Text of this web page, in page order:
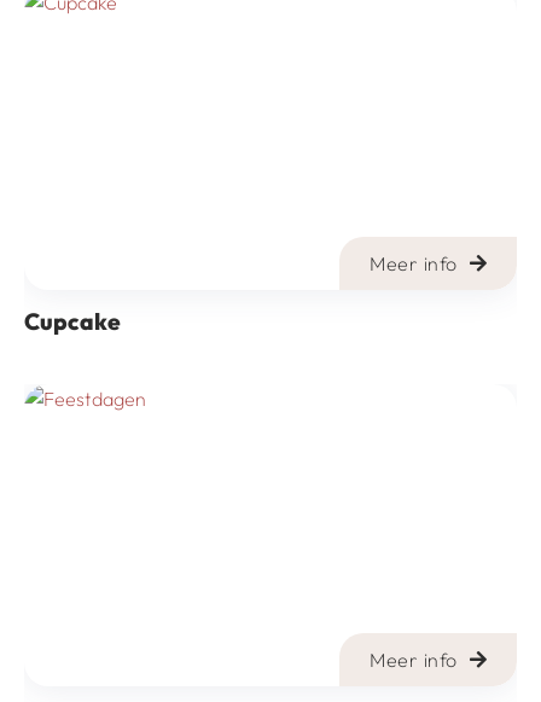
Meer info
Cupcake
Meer info